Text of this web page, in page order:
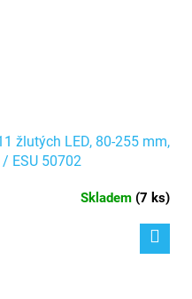
žlutých LED, 80-255 mm,
ESU 50702
Skladem (7 ks)